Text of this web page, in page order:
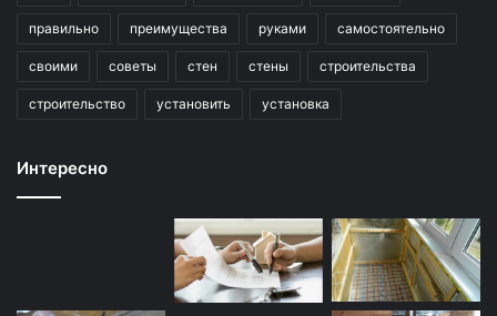
правильно преимущества руками самостоятельно
своими советы стен стены строительства
строительство установить установка
Интересно